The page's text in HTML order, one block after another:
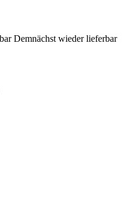
Demnächst wieder lieferbar